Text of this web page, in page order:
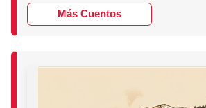
Más Cuentos